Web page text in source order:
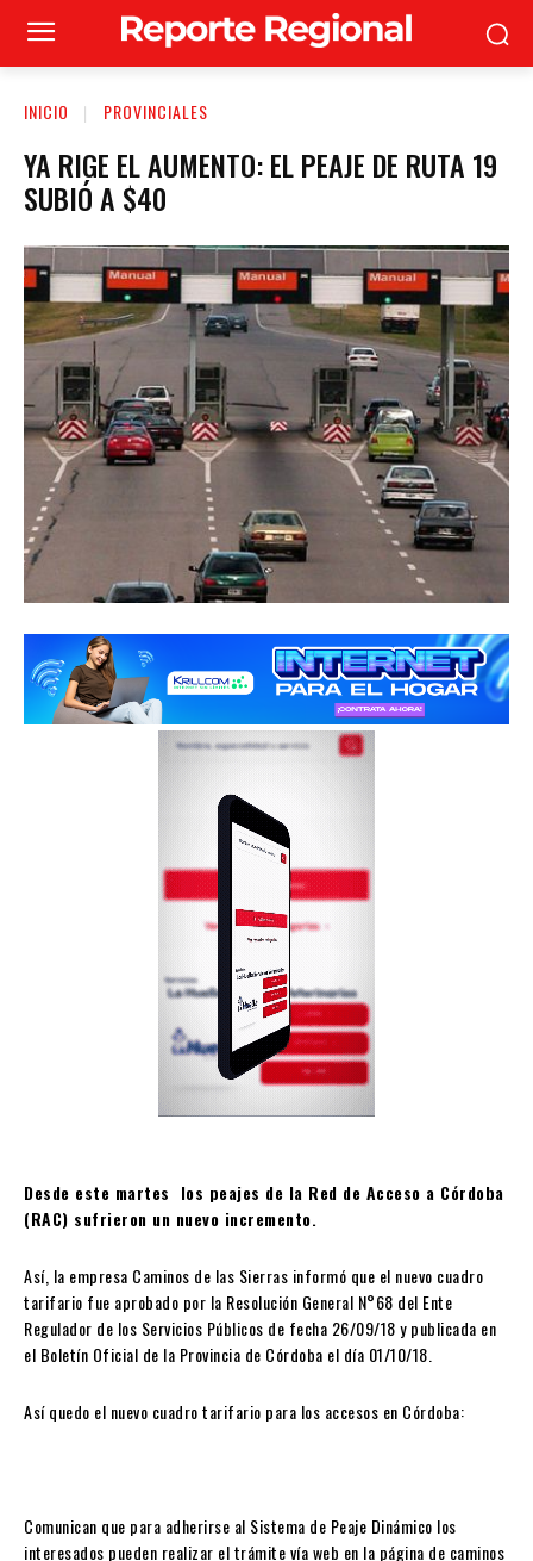
INICIO PROVINCIALES
YA RIGE EL AUMENTO: EL PEAJE DE RUTA 19
SUBIÓ A $40
Desde este martes los peajes de la Red de Acceso a Córdoba
(RAC) sufrieron un nuevo incremento.
Así, la empresa Caminos de las Sierras informó que el nuevo cuadro
tarifario fue aprobado por la Resolución General N°68 del Ente
Regulador de los Servicios Públicos de fecha 26/09/18 y publicada en
el Boletín Oficial de la Provincia de Córdoba el día 01/10/18.
Así quedo el nuevo cuadro tarifario para los accesos en Córdoba:
Comunican que para adherirse al Sistema de Peaje Dinámico los
interesados pueden realizar el trámite vía web en la página de caminos